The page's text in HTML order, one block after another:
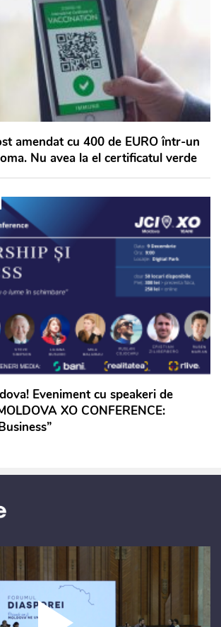
amendat cu 400 de EURO într-un
Nu avea la el certificatul verde
Eveniment cu speakeri de
XO CONFERENCE: